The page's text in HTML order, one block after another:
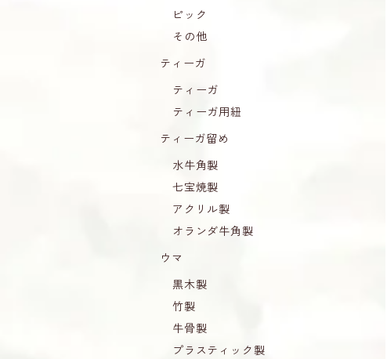
ピック
その他
ティーガ
ティーガ
ティーガ用紐
ティーガ留め
水牛角製
七宝焼製
アクリル製
オランダ牛角製
ウマ
黒木製
竹製
牛骨製
プラスティック製